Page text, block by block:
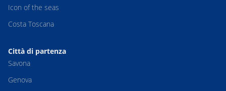
Icon of the seas
Costa Toscana
Città di partenza
Savona
Genova